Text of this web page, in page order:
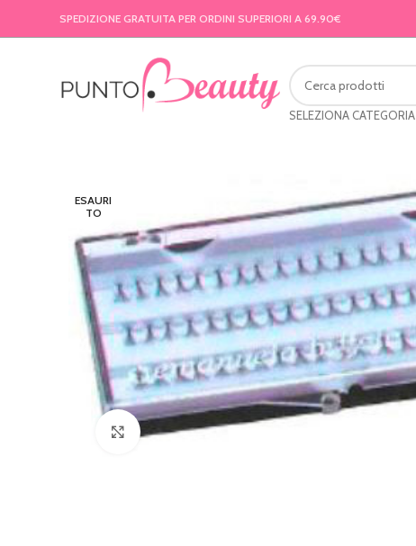
SPEDIZIONE GRATUITA PER ORDINI SUPERIORI A 69.90€
SELEZIONA CATEGORIA
ESAURI
TO
Clicca per ingrandire